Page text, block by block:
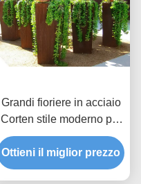
Grandi fioriere in acciaio
Corten stile moderno per
decorazione esterna
altezza 80 cm
Ottieni il miglior prezzo